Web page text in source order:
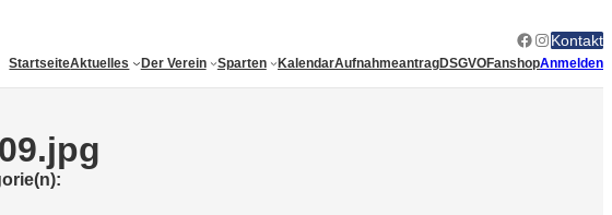
Facebook
Instagram
Kontakt
StartseiteAktuelles Der Verein Sparten KalendarAufnahmeantragDSGVOFanshopAnmelden